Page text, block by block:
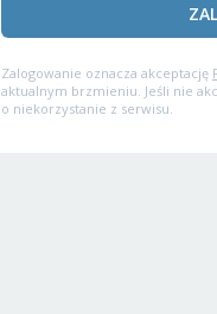
Zalogowanie oznacza akceptację
aktualnym brzmieniu. Jeśli nie
o niekorzystanie z serwisu.